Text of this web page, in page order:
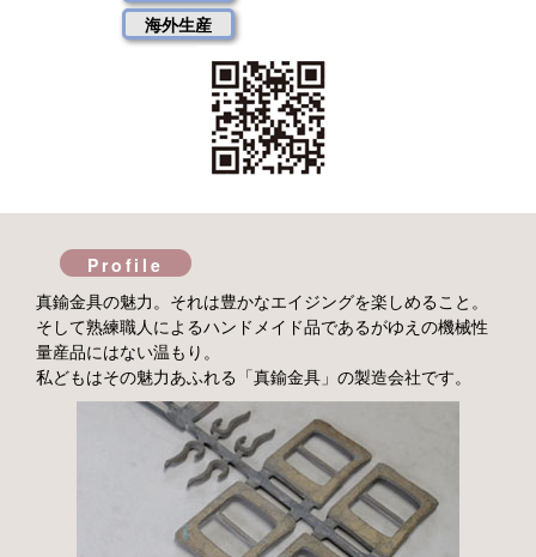
海外生産
Profile
真鍮金具の魅力。それは豊かなエイジングを楽しめること。
そして熟練職人によるハンドメイド品であるがゆえの機械性
量産品にはない温もり。
私どもはその魅力あふれる「真鍮金具」の製造会社です。